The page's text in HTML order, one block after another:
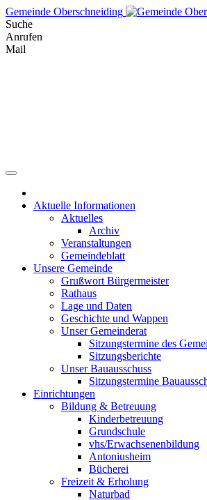
Skip
to
content
Gemeinde Oberschneiding
Suche
Anrufen
Mail
Aktuelle Informationen
Aktuelles
Archiv
Veranstaltungen
Gemeindeblatt
Unsere Gemeinde
Grußwort Bürgermeister
Rathaus
Lage und Daten
Geschichte und Wappen
Unser Gemeinderat
Sitzungstermine des
Sitzungsberichte
Unser Bauausschuss
Sitzungstermine
Einrichtungen
Bildung & Betreuung
Kinderbetreuung
Grundschule
vhs/Erwachsenenbildung
Antoniusheim
Bücherei
Freizeit & Erholung
Naturbad